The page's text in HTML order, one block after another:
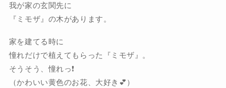
我が家の玄関先に
『ミモザ』の木があります。
家を建てる時に
憧れだけで植えてもらった『ミモザ』。
そうそう、憧れっ❗️
（かわいい黄色のお花、大好き💕）